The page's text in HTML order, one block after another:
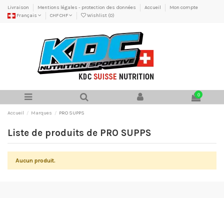
Livraison Mentions légales - protection des données Accueil
Mon compte
Français
CHF CHF Wishlist (0)
0
Accueil Marques PRO SUPPS
Liste de produits de PRO SUPPS
Aucun produit.